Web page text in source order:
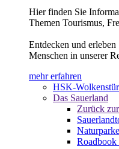
Hier finden Sie
Themen Tourismus,
Entdecken und
Menschen in unserer
mehr erfahren
HSK-
Das Sauerland
Zurück
Naturparke